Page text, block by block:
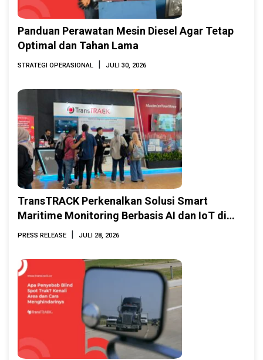
Panduan Perawatan Mesin Diesel Agar Tetap
Optimal dan Tahan Lama
STRATEGI OPERASIONAL | JULI 30, 2026
TransTRACK Perkenalkan Solusi Smart
Maritime Monitoring Berbasis AI dan IoT di
INAMARINE 2026
PRESS RELEASE | JULI 28, 2026